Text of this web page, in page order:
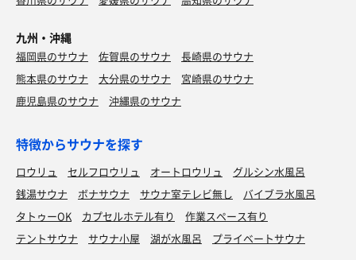
九州・沖縄
福岡県のサウナ 佐賀県のサウナ
長崎県のサウナ
熊本県のサウナ
大分県のサウナ
宮崎県のサウナ
鹿児島県のサウナ
沖縄県のサウナ
特徴からサウナを探す
ロウリュ セルフロウリュ オートロウリュ
グルシン水風呂
銭湯サウナ
ボナサウナ サウナ室テレビ無し
バイブラ水風呂
タトゥーOK
カプセルホテル有り
作業スペース有り
テントサウナ
サウナ小屋 湖が水風呂 プライベートサウナ